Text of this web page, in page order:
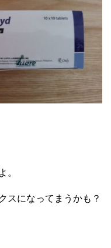
。
スになってまうかも？